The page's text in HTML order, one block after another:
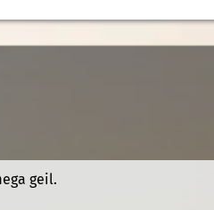
geil.